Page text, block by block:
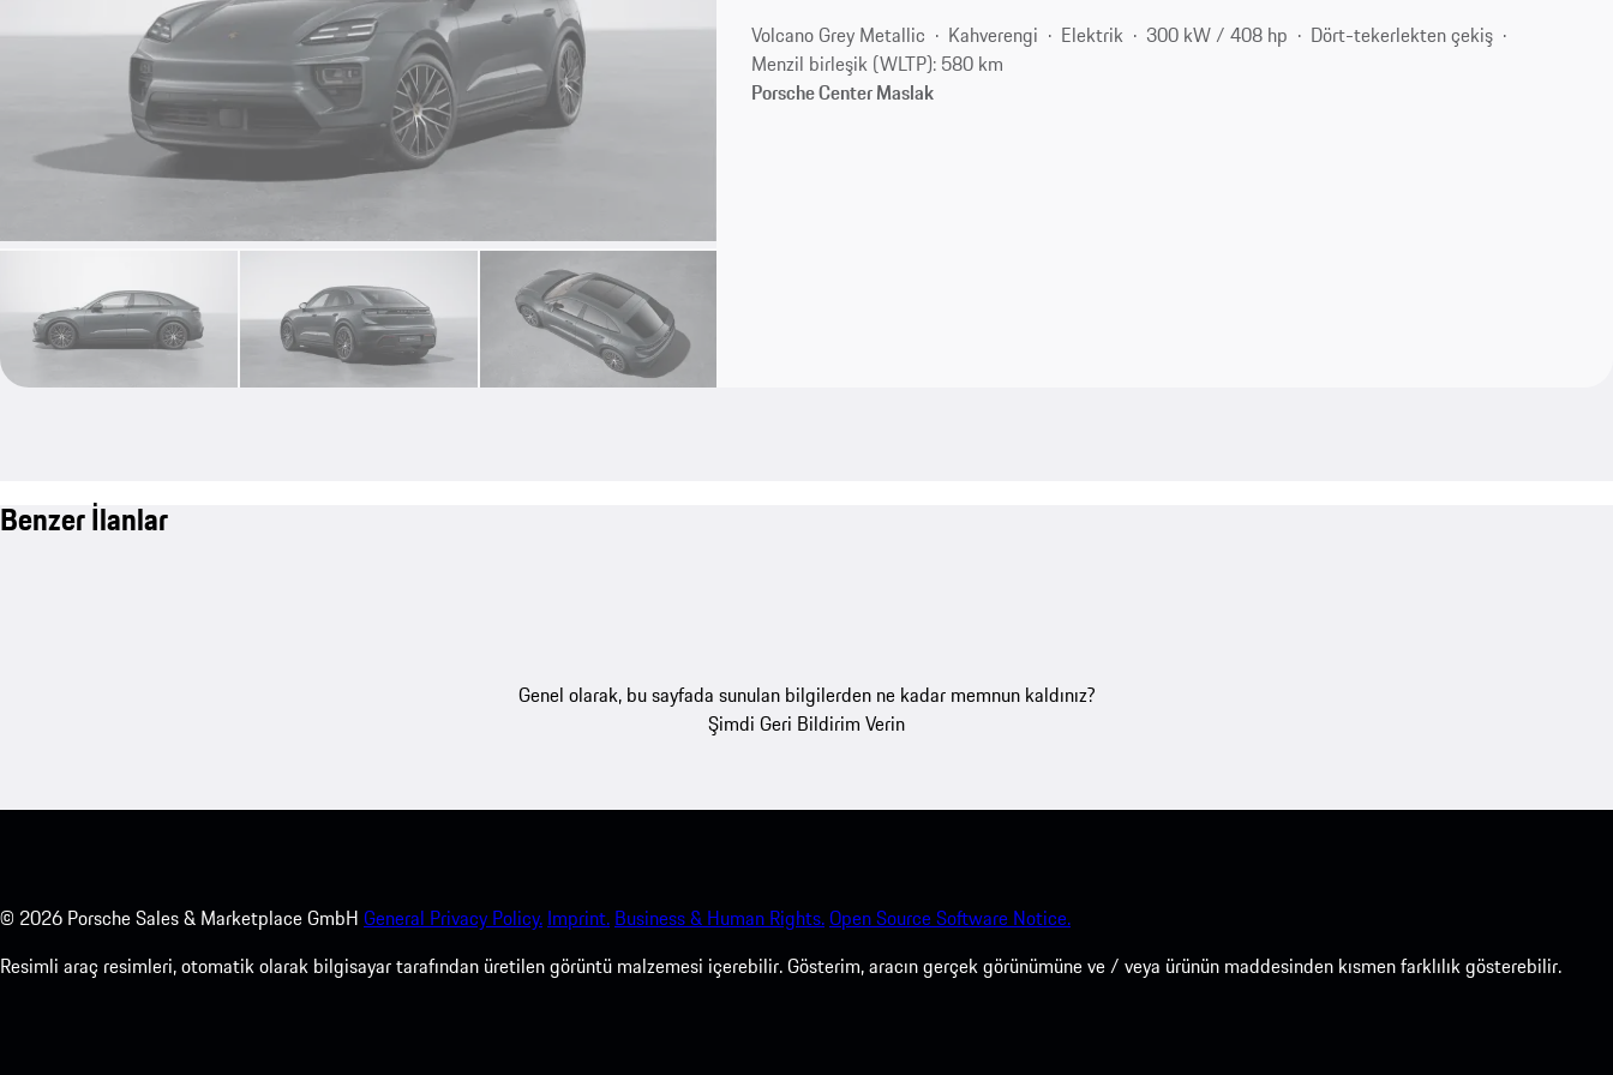
Volcano Grey Metallic Kahverengi Elektrik 300 kW / 408 hp
Dört-tekerlekten çekiş
Menzil birleşik (WLTP): 580 km
Porsche Center Maslak
Benzer İlanlar
Genel olarak, bu sayfada sunulan bilgilerden ne kadar memnun kaldınız?
Şimdi Geri Bildirim Verin
© 2026 Porsche Sales & Marketplace GmbH General Privacy Policy. Imprint. Business & Human Rights.Open Source Software Notice.
Resimli araç resimleri, otomatik olarak bilgisayar tarafından üretilen görüntü malzemesi içerebilir. Gösterim, aracın gerçek görünümüne ve / veya ürünün maddesinden kısmen farklılık gösterebilir.